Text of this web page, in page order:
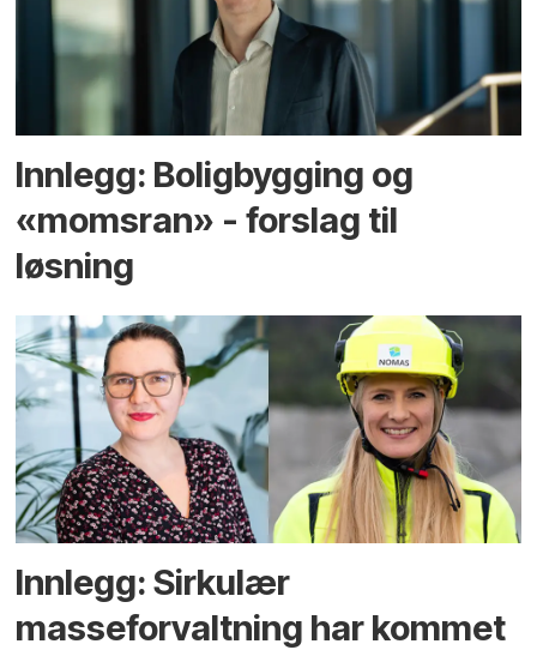
Innlegg: Boligbygging og
«momsran» - forslag til
løsning
Innlegg: Sirkulær
masseforvaltning har kommet